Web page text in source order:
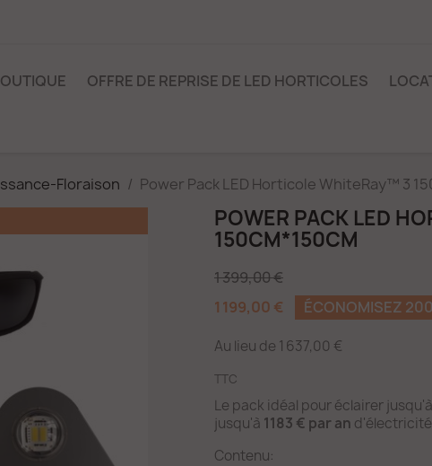
OFFRE DE REPRISE DE LED HORTICOLES
Floraison Power Pack LED Horticole WhiteRay™ 3
POWER PACK LED
150CM*150CM
1 399,00 €
1 199,00 €
ÉCONOMISEZ
Au lieu de 1 637,00 €
TTC
Le pack idéal pour éclairer
jusqu'à 1183 € par an
Contenu: